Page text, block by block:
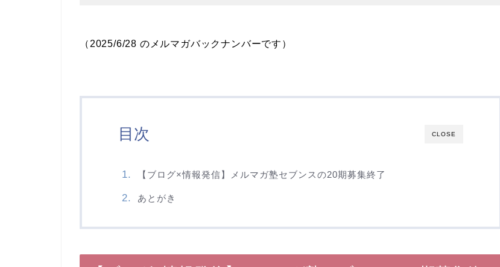
（2025/6/28 のメルマガバックナンバーです）
CLOSE
目次
【ブログ×情報発信】メルマガ塾セブンスの20期募集終了
あとがき